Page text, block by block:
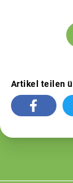
Artikel teilen